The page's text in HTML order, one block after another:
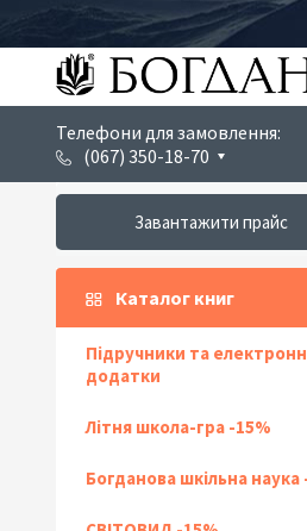
Телефони для замовлення:
(067) 350-18-70
Завантажити прайс
Каталог книг
Підручники та
додатки
Літня школа-гра -15%
Богданова шкільна наука